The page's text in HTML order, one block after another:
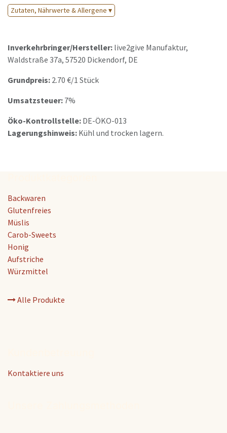
Zutaten, Nährwerte & Allergene ▾
Inverkehrbringer/Hersteller: live2give Manufaktur,
Waldstraße 37a, 57520 Dickendorf, DE
Grundpreis: 2.70 €/1 Stück
Umsatzsteuer: 7%
Öko-Kontrollstelle: DE-ÖKO-013
Lagerungshinweis: Kühl und trocken lagern.
Backwaren
Glutenfreies
Müslis
Carob-Sweets
Honig
Aufstriche
Würzmittel
Alle Produkte
Kontaktiere uns